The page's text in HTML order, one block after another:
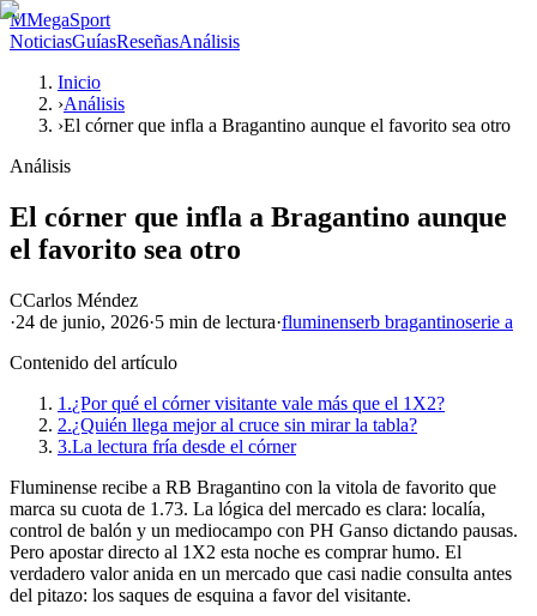
MMegaSport
NoticiasGuíasReseñasAnálisis
Inicio
›Análisis
›El córner que infla a Bragantino aunque el favorito sea otro
Análisis
El córner que infla a Bragantino aunque
el favorito sea otro
CCarlos Méndez
·24 de junio, 2026·5 min de lectura·fluminenserb bragantinoserie a
Contenido del artículo
1.¿Por qué el córner visitante vale más que el 1X2?
2.¿Quién llega mejor al cruce sin mirar la tabla?
3.La lectura fría desde el córner
Fluminense recibe a RB Bragantino con la vitola de favorito que
marca su cuota de 1.73. La lógica del mercado es clara: localía,
control de balón y un mediocampo con PH Ganso dictando pausas.
Pero apostar directo al 1X2 esta noche es comprar humo. El
verdadero valor anida en un mercado que casi nadie consulta antes
del pitazo: los saques de esquina a favor del visitante.